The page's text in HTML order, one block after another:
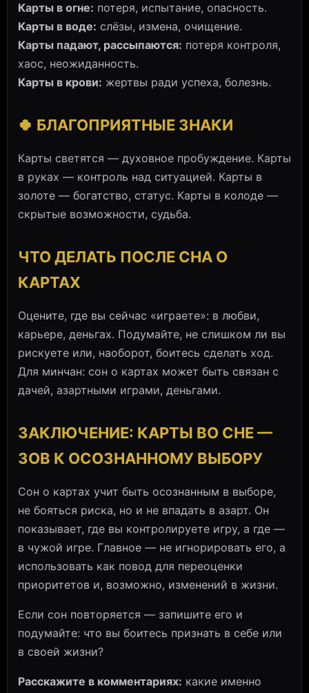
Карты в огне: потеря, испытание, опасность.
Карты в воде: слёзы, измена, очищение.
Карты падают, рассыпаются: потеря контроля,
хаос, неожиданность.
Карты в крови: жертвы ради успеха, болезнь.
🍀 БЛАГОПРИЯТНЫЕ ЗНАКИ
Карты светятся — духовное пробуждение. Карты
в руках — контроль над ситуацией. Карты в
золоте — богатство, статус. Карты в колоде —
скрытые возможности, судьба.
ЧТО ДЕЛАТЬ ПОСЛЕ СНА О
КАРТАХ
Оцените, где вы сейчас «играете»: в любви,
карьере, деньгах. Подумайте, не слишком ли вы
рискуете или, наоборот, боитесь сделать ход.
Для минчан: сон о картах может быть связан с
дачей, азартными играми, деньгами.
ЗАКЛЮЧЕНИЕ: КАРТЫ ВО СНЕ —
ЗОВ К ОСОЗНАННОМУ ВЫБОРУ
Сон о картах учит быть осознанным в выборе,
не бояться риска, но и не впадать в азарт. Он
показывает, где вы контролируете игру, а где —
в чужой игре. Главное — не игнорировать его, а
использовать как повод для переоценки
приоритетов и, возможно, изменений в жизни.
Если сон повторяется — запишите его и
подумайте: что вы боитесь признать в себе или
в своей жизни?
Расскажите в комментариях: какие именно